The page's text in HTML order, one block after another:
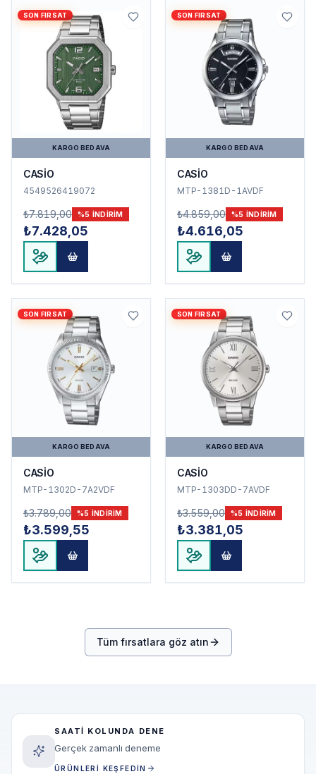
SON FIRSAT
KARGO BEDAVA
CASİO
4549526419072
₺7.819,00 %5 INDIRIM
₺7.428,05
SON FIRSAT
KARGO BEDAVA
CASİO
MTP-1381D-1AVDF
₺4.859,00 %5 INDIRIM
₺4.616,05
SON FIRSAT
KARGO BEDAVA
CASİO
MTP-1302D-7A2VDF
₺3.789,00 %5 INDIRIM
₺3.599,55
SON FIRSAT
KARGO BEDAVA
CASİO
MTP-1303DD-7AVDF
₺3.559,00 %5 INDIRIM
₺3.381,05
Tüm fırsatlara göz atın
SAATI KOLUNDA DENE
Gerçek zamanlı deneme
ÜRÜNLERI KEŞFEDIN